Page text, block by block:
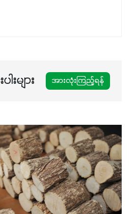
များ အားလုံးကြည့်ရန်